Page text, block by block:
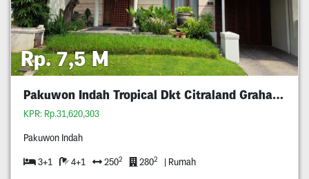
Rp. 7,5 M
Pakuwon Indah Tropical Dkt Citraland Graha Wiyung
KPR: Rp.31,620,303
Pakuwon Indah
3+1 4+1 2502 2802 | Rumah